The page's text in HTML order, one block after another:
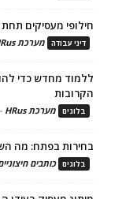
חילופי מעסיקים
דיני עבודה מערכת HRus
ללמוד מחדש כדי
הקרובות
בלוגים מערכת HRus -
בחירות בפתח: מה
בלוגים כותבים